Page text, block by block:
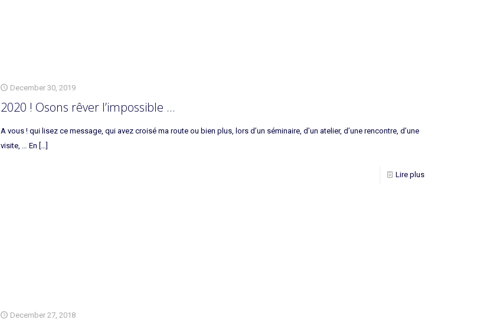
December 30, 2019
2020 ! Osons rêver l’impossible …
A vous ! qui lisez ce message, qui avez croisé ma route ou bien plus, lors d’un séminaire, d’un atelier, d’une rencontre, d’une
visite, … En […]
Lire plus
December 27, 2018